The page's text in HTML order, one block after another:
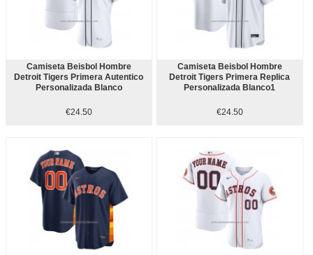
Camiseta Beisbol Hombre
Detroit Tigers Primera Autentico
Personalizada Blanco
€24.50
Camiseta Beisbol Hombre
Detroit Tigers Primera Replica
Personalizada Blanco1
€24.50